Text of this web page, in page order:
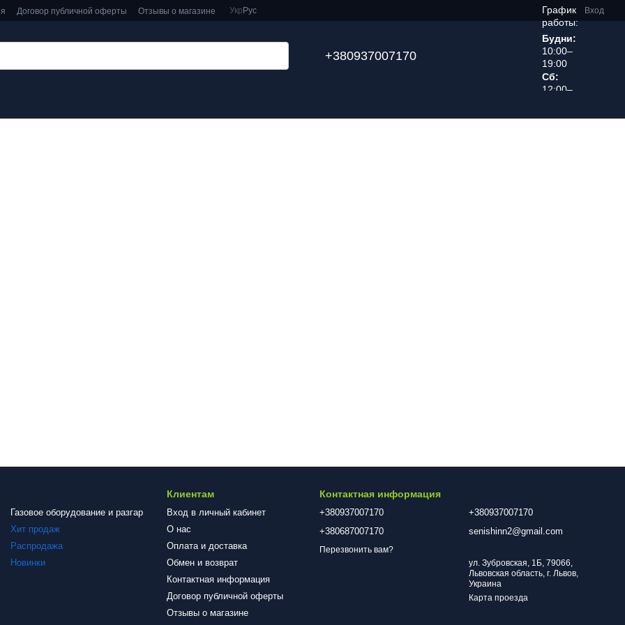
Договор публичной оферты Отзывы о магазине Укр Рус Вход
+380937007170
График
работы:
Будни:
10:00–
19:00
Сб:
12:00–
Газовое оборудование и разгар
Хит продаж
Распродажа
Новинки
Клиентам
Вход в личный кабинет
О нас
Оплата и доставка
Обмен и возврат
Контактная информация
Договор публичной оферты
Отзывы о магазине
Контактная информация
+380937007170
+380687007170
Перезвонить вам?
+380937007170
senishinn2@gmail.com
ул. Зубровская, 1Б, 79066,
Львовская область, г. Львов,
Украина
Карта проезда